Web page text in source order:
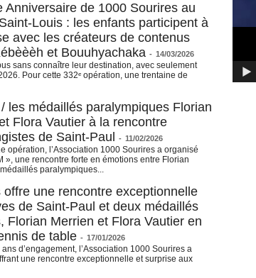
Anniversaire de 1000 Sourires au
Louis : les enfants participent à
avec les créateurs de contenus
et Bouuhyachaka - 14/03/2026
sans connaître leur destination, avec seulement
Pour cette 332ᵉ opération, une trentaine de
les médaillés paralympiques Florian
Flora Vautier à la rencontre
de Saint-Paul
- 11/02/2026
opération, l’Association 1000 Sourires a organisé
», une rencontre forte en émotions entre Florian
paralympiques...
offre une rencontre exceptionnelle
de Saint-Paul et deux médaillés
Florian Merrien et Flora Vautier en
de table - 17/01/2026
d’engagement, l’Association 1000 Sourires a
une rencontre exceptionnelle et surprise aux